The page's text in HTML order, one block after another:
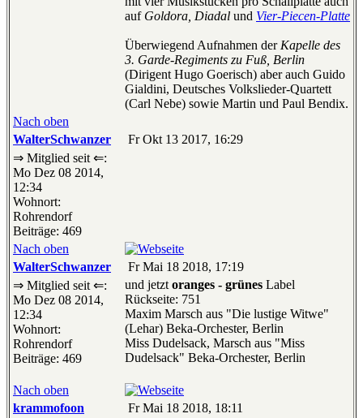
auf Goldora, Diadal und Vier-Piecen-Platte
Überwiegend Aufnahmen der Kapelle des
3. Garde-Regiments zu Fuß, Berlin
(Dirigent Hugo Goerisch) aber auch Guido
Gialdini, Deutsches Volkslieder-Quartett
(Carl Nebe) sowie Martin und Paul Bendix.
Nach oben
WalterSchwanzer
Fr Okt 13 2017, 16:29
⇒ Mitglied seit ⇐:
Mo Dez 08 2014,
12:34
Wohnort:
Rohrendorf
Beiträge: 469
Nach oben
WalterSchwanzer
Fr Mai 18 2018, 17:19
⇒ Mitglied seit ⇐:
Mo Dez 08 2014,
12:34
Wohnort:
Rohrendorf
Beiträge: 469
und jetzt oranges - grünes Label
Rückseite: 751
Maxim Marsch aus "Die lustige Witwe"
(Lehar) Beka-Orchester, Berlin
Miss Dudelsack, Marsch aus "Miss
Dudelsack" Beka-Orchester, Berlin
Nach oben
krammofoon
Fr Mai 18 2018, 18:11